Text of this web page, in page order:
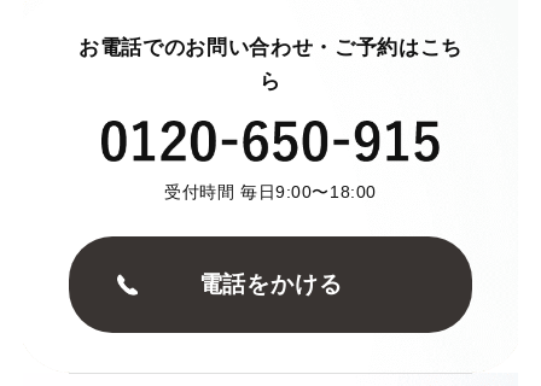
お電話でのお問い合わせ・ご予約はこち
ら
受付時間 毎日9:00〜18:00
電話をかける